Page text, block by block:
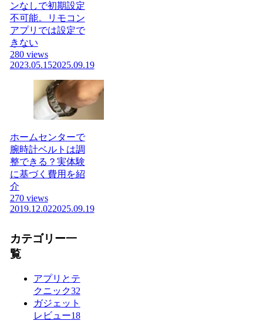
ンなしで初期設定
不可能。リモコン
アプリでは設定で
きない
280 views
2023.05.152025.09.19
ホームセンターで
腕時計ベルトは調
整できる？実体験
に基づく費用を紹
介
270 views
2019.12.022025.09.19
カテゴリー一
覧
アプリとテ
クニック32
ガジェット
レビュー18